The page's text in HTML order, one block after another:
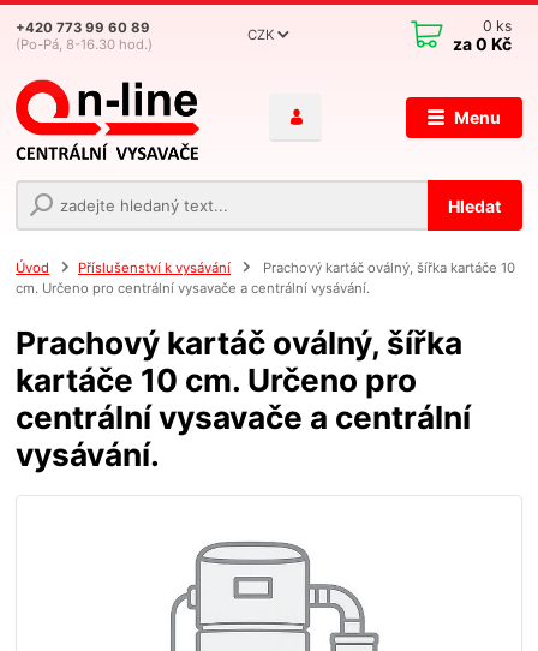
Menu
CZK
Hledat
+420 773 99 60 89
(Po-Pá, 8-16.30 hod.)
0 ks
za0 Kč
Úvod Příslušenství k vysávání
Prachový kartáč oválný, šířka kartáče 10
cm. Určeno pro centrální vysavače a centrální vysávání.
Prachový kartáč oválný, šířka
kartáče 10 cm. Určeno pro
centrální vysavače a centrální
vysávání.